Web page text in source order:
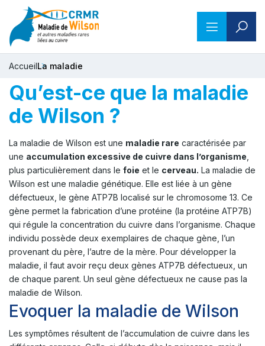
AccueilLa maladie
Qu’est-ce que la maladie
de Wilson ?
La maladie de Wilson est une maladie rare caractérisée par
une accumulation excessive de cuivre dans l’organisme
plus particulièrement dans le foie et le cerveau. La maladie de
Wilson est une maladie génétique. Elle est liée à un gène
défectueux, le gène ATP7B localisé sur le chromosome 13. Ce
gène permet la fabrication d’une protéine (la protéine ATP7B)
qui régule la concentration du cuivre dans l’organisme. Chaque
individu possède deux exemplaires de chaque gène, l’un
provenant du père, l’autre de la mère. Pour développer la
maladie, il faut avoir reçu deux gènes ATP7B défectueux, un
de chaque parent. Un seul gène défectueux ne cause pas la
maladie de Wilson.
Evoquer la maladie de Wilson
Les symptômes résultent de l’accumulation de cuivre dans les